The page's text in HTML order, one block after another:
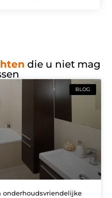
die u niet mag
BLOG
onderhoudsvriendelijke